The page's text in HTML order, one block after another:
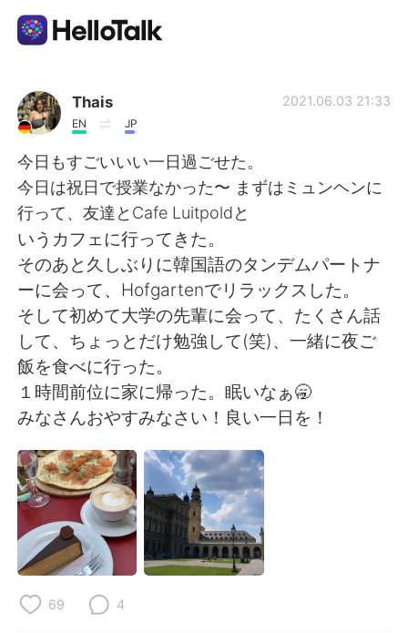
Sprachaustausch-App
AI Grammar Checker
Deutsch
English 简体中文
繁體中文 Español
العربية
日本語 한국어
Русский ไทย
Indonesia Italiano
Türkçe Tiếng Việt
Português
Thais
EN JP
2021.06.03 21:33
今日もすごいいい一日過ごせた。
今日は祝日で授業なかった〜 まずはミュンヘンに
行って、友達とCafe Luitpoldと
いうカフェに行ってきた。
そのあと久しぶりに韓国語のタンデムパートナ
ーに会って、Hofgartenでリラックスした。
そして初めて大学の先輩に会って、たくさん話
して、ちょっとだけ勉強して(笑)、一緒に夜ご
飯を食べに行った。
１時間前位に家に帰った。眠いなぁ🥱
みなさんおやすみなさい！良い一日を！
69 4